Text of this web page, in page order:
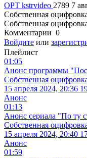
ОРТ kstrvideo 2789 7
Собственная
Собственная
Комментарии 0
Войдите или
Плейлист
01:05
Анонс программы
Собственная
15 апреля 2024, 20:36
Анонс
01:13
Анонс сериала "По ту
Собственная
15 апреля 2024, 20:40
Анонс
01:59